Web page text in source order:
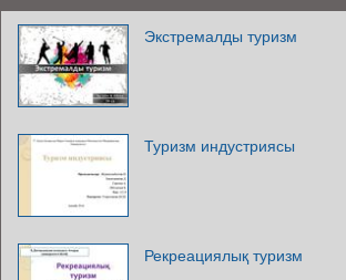
Экстремалды туризм
Туризм индустриясы
Рекреациялық туризм